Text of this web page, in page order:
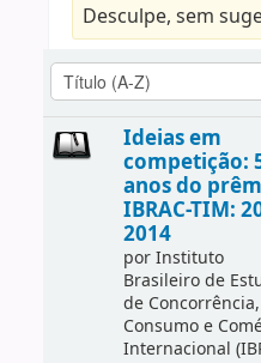
Desculpe, sem
Ideias em
competição:
anos do
IBRAC-TIM:
2014
porInstituto
Brasileiro de
de Concorrência,
Consumo e
Internacional